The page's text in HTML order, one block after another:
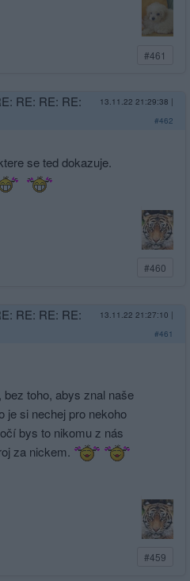
#461
RE: RE: RE:
13.11.22 21:29:38 |
#462
se ted dokazuje.
#460
RE: RE: RE:
13.11.22 21:27:10 |
#461
toho, abys znal naše
je si nechej pro nekoho
bys to nikomu z nás
za nickem.
#459